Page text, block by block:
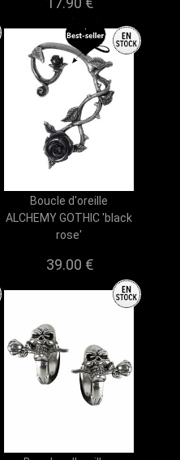
Boucle d'oreille
ALCHEMY GOTHIC 'black
rose'
39.00 €